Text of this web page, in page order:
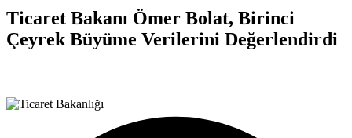
Ticaret Bakanı Ömer Bolat, Birinci
Çeyrek Büyüme Verilerini Değerlendirdi